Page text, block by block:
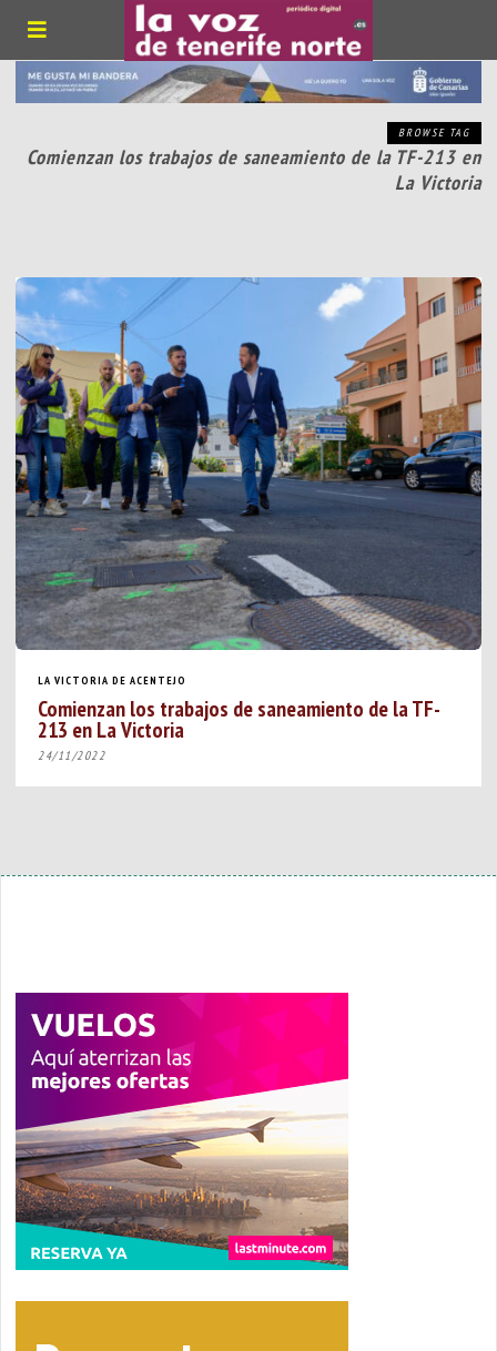
BROWSE TAG
Comienzan los trabajos de saneamiento de la TF-213 en
La Victoria
LA VICTORIA DE ACENTEJO
Comienzan los trabajos de saneamiento de la TF-
213 en La Victoria
24/11/2022